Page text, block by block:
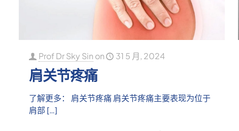
Prof Dr Sky Sin on 31 5 月, 2024
肩关节疼痛
了解更多： 肩关节疼痛 肩关节疼痛主要表现为位于
肩部 […]